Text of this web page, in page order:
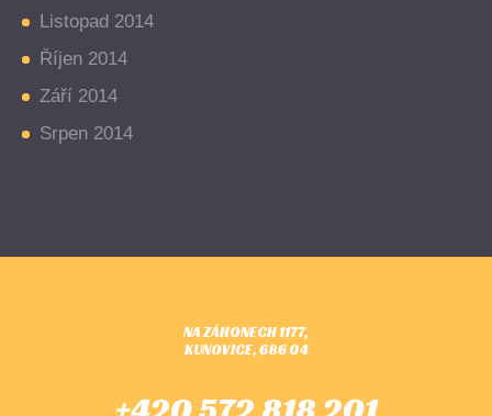
Listopad 2014
Říjen 2014
Září 2014
Srpen 2014
NA ZÁHONECH 1177,
KUNOVICE, 686 04